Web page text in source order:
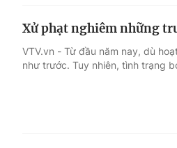
Xử phạt nghiêm những
VTV.vn - Từ đầu năm nay, dù
như trước. Tuy nhiên, tình trạng